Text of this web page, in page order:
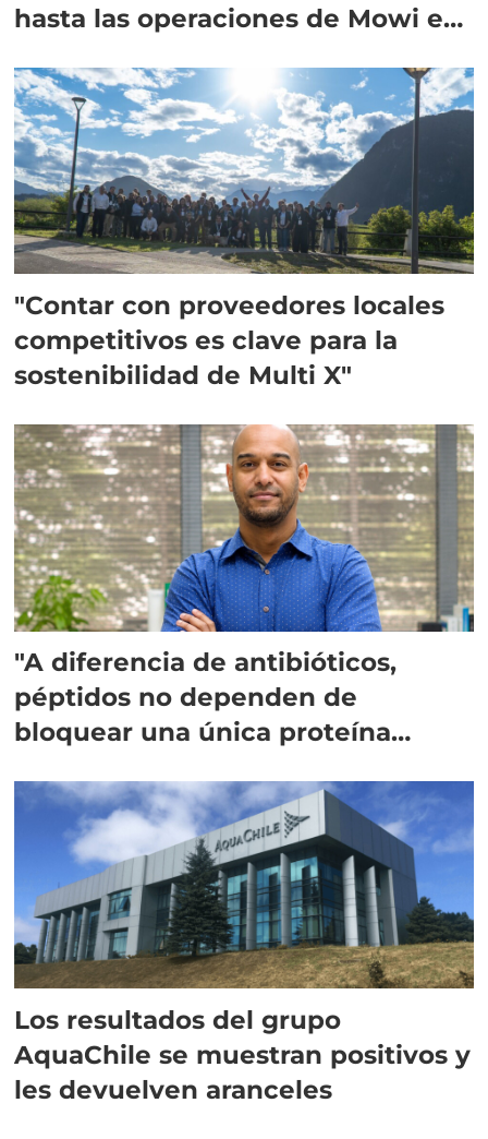
hasta las operaciones de Mowi en
"Contar con proveedores locales
competitivos es clave para la
sostenibilidad de Multi X"
"A diferencia de antibióticos,
péptidos no dependen de
bloquear una única proteína
Los resultados del grupo
AquaChile se muestran positivos y
les devuelven aranceles